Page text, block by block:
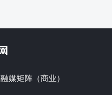
融媒矩阵（商业）